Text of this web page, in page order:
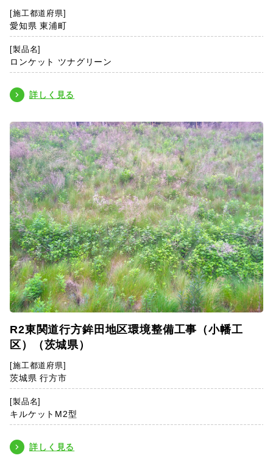
[施工都道府県]
愛知県 東浦町
[製品名]
ロンケット ツナグリーン
詳しく見る
R2東関道行方鉾田地区環境整備工事（小幡工
区）（茨城県）
[施工都道府県]
茨城県 行方市
[製品名]
キルケットM2型
詳しく見る